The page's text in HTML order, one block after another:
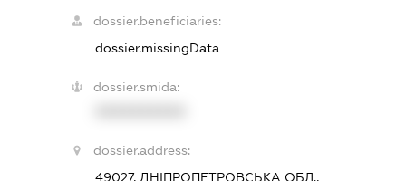
dossier.beneficiaries:
dossier.missingData
dossier.smida:
dossier.address:
49027, ДНІПРОПЕТРОВСЬКА ОБЛ.,